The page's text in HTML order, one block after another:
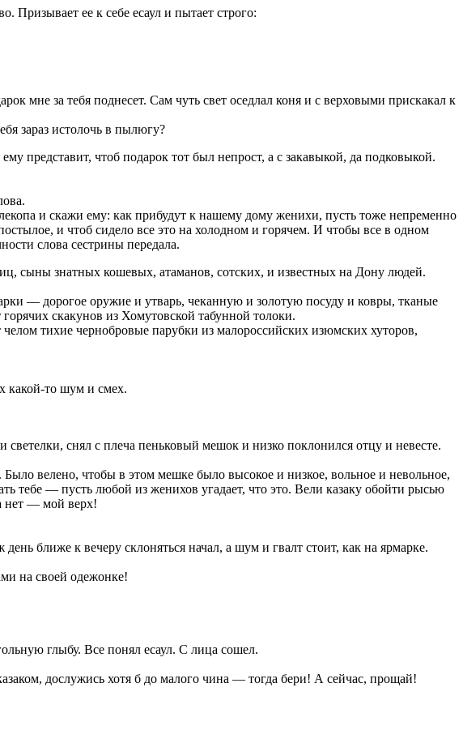
Призывает ее к себе есаул и пытает строго:
мне за тебя поднесет. Сам чуть свет оседлал коня и с верховыми прискакал к
зараз истолочь в пылюгу?
представит, чтоб подарок тот был непрост, а с закавыкой, да подковыкой.
и скажи ему: как прибудут к нашему дому женихи, пусть тоже непременно
и чтоб сидело все это на холодном и горячем. И чтобы все в одном
слова сестрины передала.
сыны знатных кошевых, атаманов, сотских, и известных на Дону людей.
— дорогое оружие и утварь, чеканную и золотую посуду и ковры, тканые
скакунов из Хомутовской табунной толоки.
тихие чернобровые парубки из малороссийских изюмских хуторов,
какой-то шум и смех.
снял с плеча пеньковый мешок и низко поклонился отцу и невесте.
велено, чтобы в этом мешке было высокое и низкое, вольное и невольное,
тебе — пусть любой из женихов угадает, что это. Вели казаку обойти рысью
нет — мой верх!
ближе к вечеру склоняться начал, а шум и гвалт стоит, как на ярмарке.
на своей одежонке!
глыбу. Все понял есаул. С лица сошел.
дослужись хотя б до малого чина — тогда бери! А сейчас, прощай!